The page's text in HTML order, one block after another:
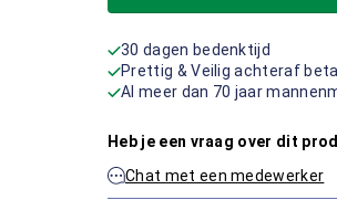
30 dagen bedenktijd
Prettig & Veilig achteraf
Al meer dan 70 jaar
Heb je een vraag over dit
Chat met een medewerker